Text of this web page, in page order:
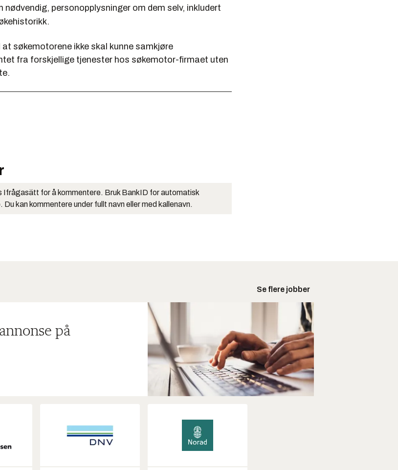
nødvendig, personopplysninger om dem selv, inkludert
søkemotorene ikke skal kunne samkjøre
fra forskjellige tjenester hos søkemotor-firmaet uten
Ifrågasätt for å kommentere. Bruk BankID for automatisk
kan kommentere under fullt navn eller med kallenavn.
Se flere jobber
på